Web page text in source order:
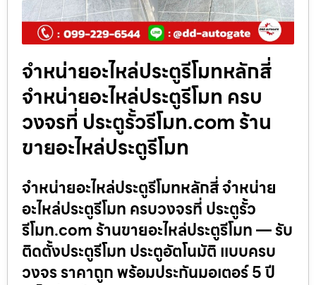
จำหน่ายอะไหล่ประตูรีโมทหลักสี่
จำหน่ายอะไหล่ประตูรีโมท ครบ
วงจรที่ ประตูรั้วรีโมท.com ร้าน
ขายอะไหล่ประตูรีโมท
จำหน่ายอะไหล่ประตูรีโมทหลักสี่ จำหน่าย
อะไหล่ประตูรีโมท ครบวงจรที่ ประตูรั้ว
รีโมท.com ร้านขายอะไหล่ประตูรีโมท — รับ
ติดตั้งประตูรีโมท ประตูอัตโนมัติ แบบครบ
วงจร ราคาถูก พร้อมประกันมอเตอร์ 5 ปี